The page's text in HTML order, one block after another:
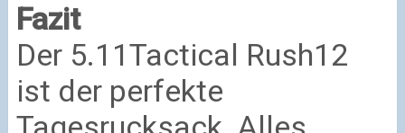
Fazit
Der 5.11Tactical Rush12
ist der perfekte